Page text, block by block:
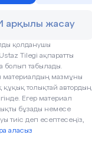
Оценивают
работу
хлопками
(тихо, громко)
арқылы жасау
қолданушы
Tilegi ақпаратты
болып табылады.
материалдың мазмұны
құқық толықтай автордың
Егер материал
бұзады немесе
тиіс деп есептесеңіз,
аласыз